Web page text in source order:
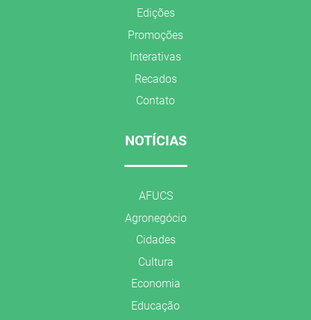
Edições
Promoções
Interativas
Recados
Contato
NOTÍCIAS
AFUCS
Agronegócio
Cidades
Cultura
Economia
Educação